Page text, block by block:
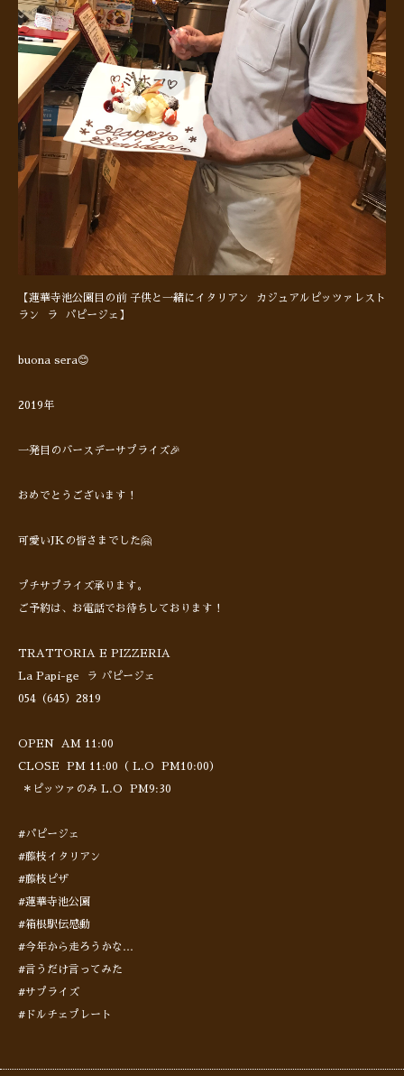
【蓮華寺池公園目の前 子供と一緒にイタリアン カジュアルピッツァレスト
ラン ラ パピージェ】
buona sera😊
2019年
一発目のバースデーサプライズ🎉
おめでとうございます！
可愛いJKの皆さまでした🤗
プチサプライズ承ります。
ご予約は、お電話でお待ちしております！
TRATTORIA E PIZZERIA
La Papi-ge ラ パピージェ
054（645）2819
OPEN AM 11:00
CLOSE PM 11:00（ L.O PM10:00）
＊ピッツァのみ L.O PM9:30
#パピージェ
#藤枝イタリアン
#藤枝ピザ
#蓮華寺池公園
#箱根駅伝感動
#今年から走ろうかな…
#言うだけ言ってみた
#サプライズ
#ドルチェプレート